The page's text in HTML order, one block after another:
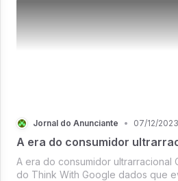
Jornal do Anunciante • 07/12/2023
A era do consumidor
A era do consumidor ultrarracional
do Think With Google dados que